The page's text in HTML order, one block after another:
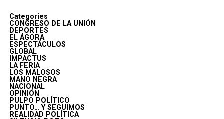
Categories
CONGRESO DE LA UNIÓN
DEPORTES
EL ÁGORA
ESPECTÁCULOS
GLOBAL
IMPACTUS
LA FERIA
LOS MALOSOS
MANO NEGRA
NACIONAL
OPINIÓN
PULPO POLÍTICO
PUNTO… Y SEGUIMOS
REALIDAD POLÍTICA